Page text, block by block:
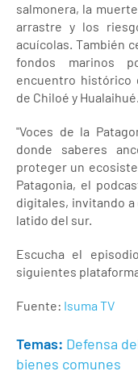
salmonera, la
arrastre y los
acuícolas. También
fondos marinos
encuentro histórico
de Chiloé y Hualaihué.
"Voces de la
donde saberes
proteger un
Patagonia, el
digitales, invitando
latido del sur.
Escucha el
siguientes
Fuente: Isuma TV
Temas: Defensa
bienes comunes